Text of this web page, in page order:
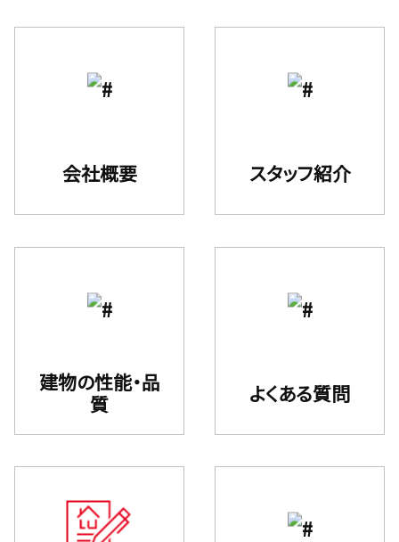
会社概要 スタッフ紹介
建物の性能・品
質
よくある質問